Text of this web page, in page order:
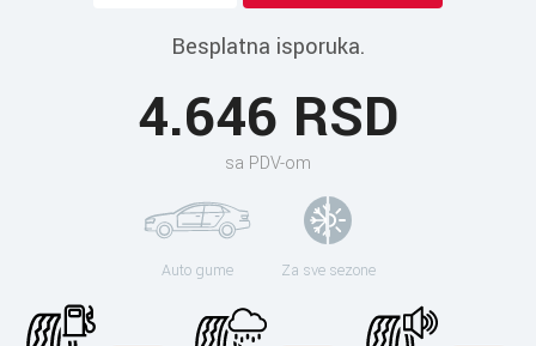
Besplatna isporuka.
4.646 RSD
sa PDV-om
Auto gume Za sve sezone